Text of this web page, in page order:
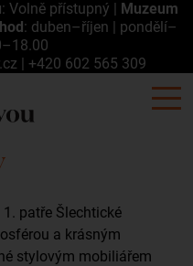
: Volně přístupný | Muzeum
: duben–říjen | pondělí–
| +420 602 565 309
patře Šlechtické
a krásným
stylovým mobiliářem